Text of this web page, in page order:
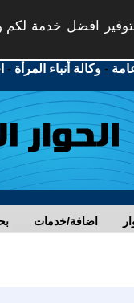
افضل خدمة لكم
-وكالة أنباء المرأة -
اضافة/خدمات